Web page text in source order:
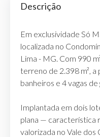
Descrição
Em exclusividade Só
localizada no
Lima - MG. Com 990
terreno de 2.398 m²,
banheiros e 4 vagas
Implantada em dois
plana — característica
valorizada no Vale